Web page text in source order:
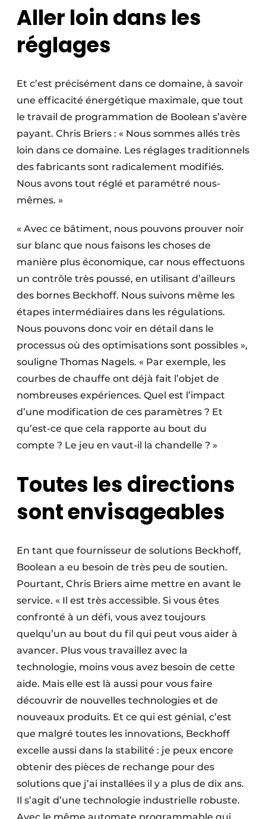
Aller loin dans les
réglages
Et c’est précisément dans ce domaine, à savoir
une efficacité énergétique maximale, que tout
le travail de programmation de Boolean s’avère
payant. Chris Briers : « Nous sommes allés très
loin dans ce domaine. Les réglages traditionnels
des fabricants sont radicalement modifiés.
Nous avons tout réglé et paramétré nous-
mêmes. »
« Avec ce bâtiment, nous pouvons prouver noir
sur blanc que nous faisons les choses de
manière plus économique, car nous effectuons
un contrôle très poussé, en utilisant d’ailleurs
des bornes Beckhoff. Nous suivons même les
étapes intermédiaires dans les régulations.
Nous pouvons donc voir en détail dans le
processus où des optimisations sont possibles »,
souligne Thomas Nagels. « Par exemple, les
courbes de chauffe ont déjà fait l’objet de
nombreuses expériences. Quel est l’impact
d’une modification de ces paramètres ? Et
qu’est-ce que cela rapporte au bout du
compte ? Le jeu en vaut-il la chandelle ? »
Toutes les directions
sont envisageables
En tant que fournisseur de solutions Beckhoff,
Boolean a eu besoin de très peu de soutien.
Pourtant, Chris Briers aime mettre en avant le
service. « Il est très accessible. Si vous êtes
confronté à un défi, vous avez toujours
quelqu’un au bout du fil qui peut vous aider à
avancer. Plus vous travaillez avec la
technologie, moins vous avez besoin de cette
aide. Mais elle est là aussi pour vous faire
découvrir de nouvelles technologies et de
nouveaux produits. Et ce qui est génial, c’est
que malgré toutes les innovations, Beckhoff
excelle aussi dans la stabilité : je peux encore
obtenir des pièces de rechange pour des
solutions que j’ai installées il y a plus de dix ans.
Il s’agit d’une technologie industrielle robuste.